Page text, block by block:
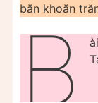
băn khoăn
B